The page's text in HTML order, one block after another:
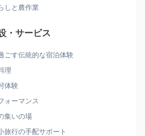
しと農作業
・サービス
ごす伝統的な宿泊体験
理
体験
ォーマンス
集いの場
旅行の手配サポート